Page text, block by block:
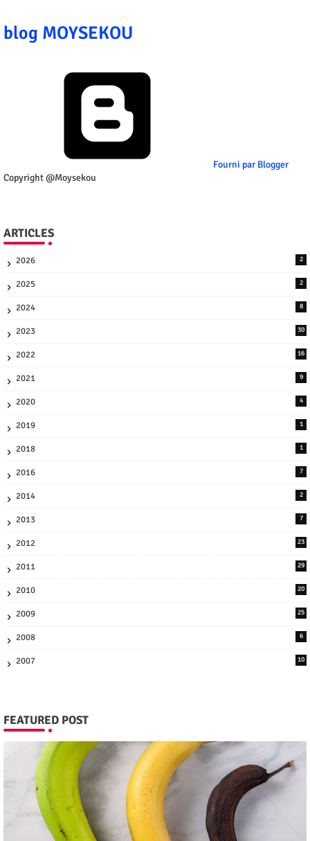
blog MOYSEKOU
Fourni par Blogger
Copyright @Moysekou
ARTICLES
2026 2
2025 2
2024 8
2023 30
2022 16
2021 9
2020 4
2019 1
2018 1
2016 7
2014 2
2013 7
2012 23
2011 29
2010 20
2009 25
2008 6
2007 10
FEATURED POST